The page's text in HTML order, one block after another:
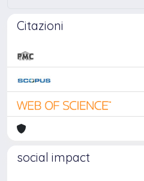
Citazioni
social impact